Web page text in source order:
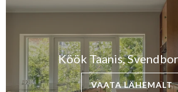
Köök Taanis,
VAATA LÄHEMALT